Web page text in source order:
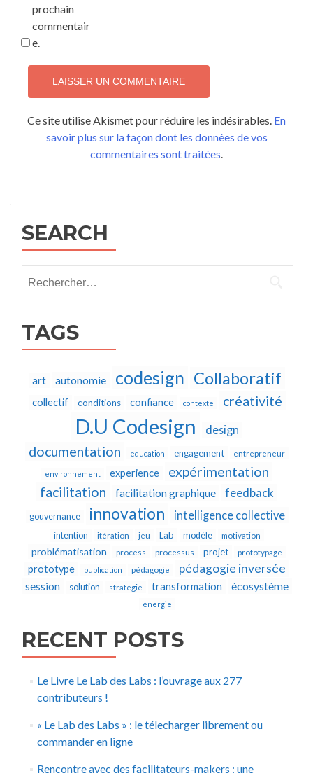
prochain
commentair
e.
Ce site utilise Akismet pour réduire les indésirables. En
savoir plus sur la façon dont les données de vos
commentaires sont traitées.
SEARCH
TAGS
art autonomie codesign Collaboratif
collectif conditions confiance contexte créativité
D.U Codesign design
documentation education engagement entrepreneur
environnement experience
expérimentation
facilitation
facilitation graphique feedback
gouvernance innovation intelligence collective
intention itération jeu Lab modèle motivation
problématisation process processus projet prototypage
prototype publication pédagogie pédagogie inversée
session solution stratégie transformation écosystème
énergie
RECENT POSTS
Le Livre Le Lab des Labs : l’ouvrage aux 277
contributeurs !
« Le Lab des Labs » : le télecharger librement ou
commander en ligne
Rencontre avec des facilitateurs-makers : une